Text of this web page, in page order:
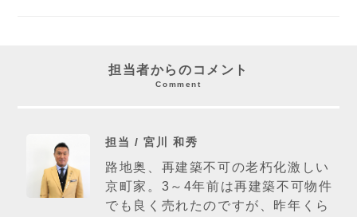
担当者からのコメント
Comment
担当 / 宮川 和秀
路地奥、再建築不可の老朽化激しい
京町家。3～4年前は再建築不可物件
でも良く売れたのですが、昨年くら